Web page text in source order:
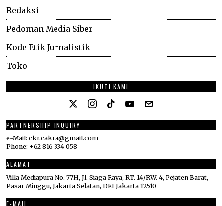
Redaksi
Pedoman Media Siber
Kode Etik Jurnalistik
Toko
IKUTI KAMI
PARTNERSHIP INQUIRY
e-Mail: ckr.cakra@gmail.com
Phone: +62 816 334 058
ALAMAT
Villa Mediapura No. 77H, Jl. Siaga Raya, RT. 14/RW. 4, Pejaten Barat,
Pasar Minggu, Jakarta Selatan, DKI Jakarta 12510
E-MAIL